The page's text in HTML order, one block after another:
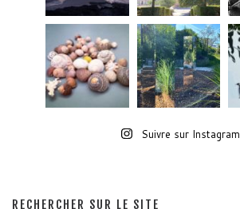
Suivre sur Instagram
RECHERCHER SUR LE SITE